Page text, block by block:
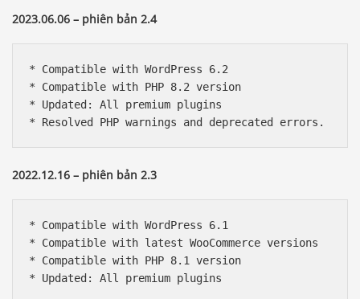
2023.06.06 – phiên bản 2.4
* Compatible with WordPress 6.2
* Compatible with PHP 8.2 version
* Updated: All premium plugins
* Resolved PHP warnings and deprecated errors.
2022.12.16 – phiên bản 2.3
* Compatible with WordPress 6.1
* Compatible with latest WooCommerce versions
* Compatible with PHP 8.1 version
* Updated: All premium plugins